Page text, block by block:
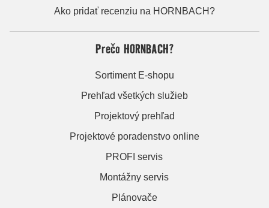
Ako pridať recenziu na HORNBACH?
Prečo HORNBACH?
Sortiment E-shopu
Prehľad všetkých služieb
Projektový prehľad
Projektové poradenstvo online
PROFI servis
Montážny servis
Plánovače